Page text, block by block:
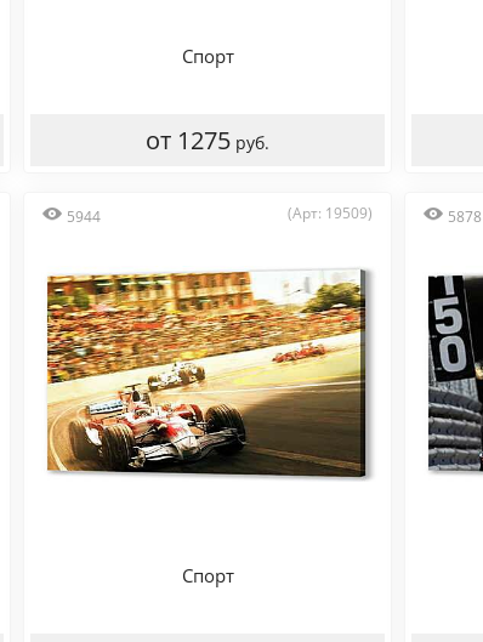
Спорт
от 1275 руб.
5944 (Арт: 19509)
Спорт
5878